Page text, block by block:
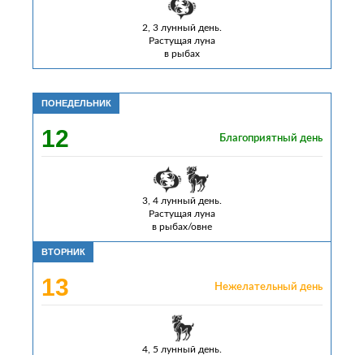
2, 3 лунный день.
Растущая луна
в рыбах
ПОНЕДЕЛЬНИК
12 Благоприятный день
3, 4 лунный день.
Растущая луна
в рыбах/овне
ВТОРНИК
13 Нежелательный день
4, 5 лунный день.